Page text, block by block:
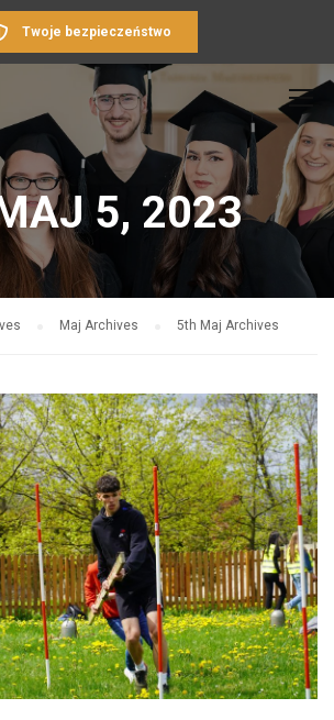
Twoje bezpieczeństwo
5, 2023
Maj Archives 5th Maj Archives